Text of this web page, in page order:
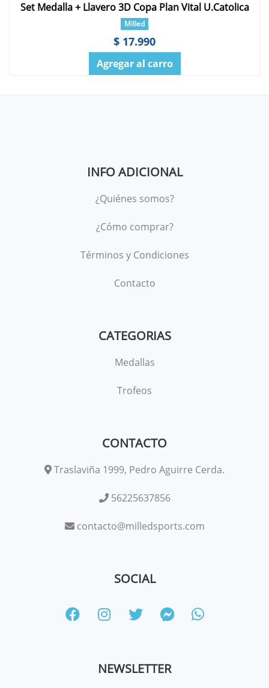
Set Medalla + Llavero 3D Copa Plan Vital U.Catolica
Milled
$ 17.990
Agregar al carro
INFO ADICIONAL
¿Quiénes somos?
¿Cómo comprar?
Términos y Condiciones
Contacto
CATEGORIAS
Medallas
Trofeos
CONTACTO
Traslaviña 1999, Pedro Aguirre Cerda.
56225637856
contacto@milledsports.com
SOCIAL
NEWSLETTER